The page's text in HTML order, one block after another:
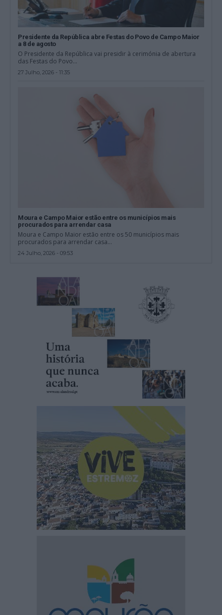
Presidente da República abre Festas do Povo de Campo Maior
a 8 de agosto
O Presidente da República vai presidir à cerimónia de abertura
das Festas do Povo...
27 Julho, 2026 - 11:35
Moura e Campo Maior estão entre os municípios mais
procurados para arrendar casa
Moura e Campo Maior estão entre os 50 municípios mais
procurados para arrendar casa...
24 Julho, 2026 - 09:53